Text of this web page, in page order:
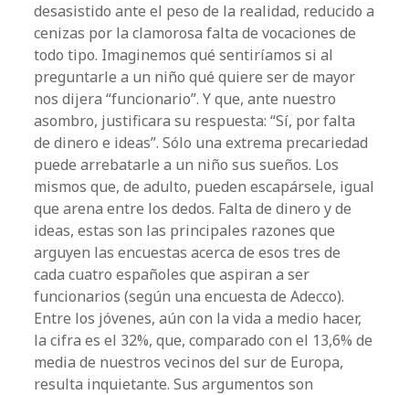
desasistido ante el peso de la realidad, reducido a
cenizas por la clamorosa falta de vocaciones de
todo tipo. Imaginemos qué sentiríamos si al
preguntarle a un niño qué quiere ser de mayor
nos dijera “funcionario”. Y que, ante nuestro
asombro, justificara su respuesta: “Sí, por falta
de dinero e ideas”. Sólo una extrema precariedad
puede arrebatarle a un niño sus sueños. Los
mismos que, de adulto, pueden escapársele, igual
que arena entre los dedos. Falta de dinero y de
ideas, estas son las principales razones que
arguyen las encuestas acerca de esos tres de
cada cuatro españoles que aspiran a ser
funcionarios (según una encuesta de Adecco).
Entre los jóvenes, aún con la vida a medio hacer,
la cifra es el 32%, que, comparado con el 13,6% de
media de nuestros vecinos del sur de Europa,
resulta inquietante. Sus argumentos son